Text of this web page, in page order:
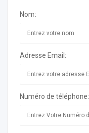
Nom:
Adresse Email:
Numéro de téléphone: